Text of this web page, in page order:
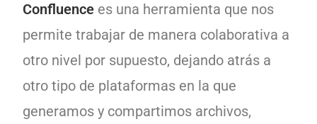
Confluence es una herramienta que nos
permite trabajar de manera colaborativa a
otro nivel por supuesto, dejando atrás a
otro tipo de plataformas en la que
generamos y compartimos archivos,